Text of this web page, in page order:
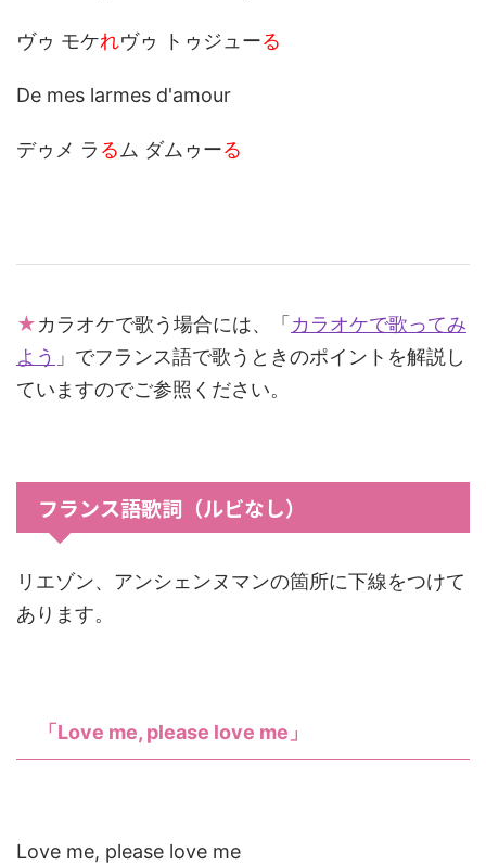
ヴゥ モケれヴゥ トゥジューる
De mes larmes d'amour
デゥメ ラ る ム ダムゥーる
★カラオケで歌う場合には、「 カラオケで歌ってみ
よう 」でフランス語で歌うときのポイントを解説し
ていますのでご参照ください。
フランス語歌詞（ルビなし）
リエゾン、アンシェンヌマンの箇所に下線をつけて
あります。
「Love me, please love me」
Love me, please love me